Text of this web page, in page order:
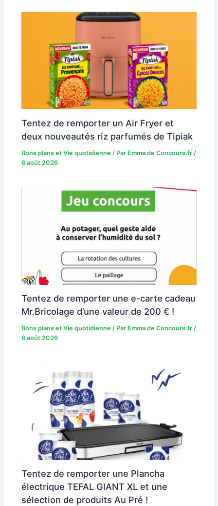
Tentez de remporter un Air Fryer et
deux nouveautés riz parfumés de Tipiak
Bons plans et Vie quotidienne / Par Emma de Concours.fr/
6 août 2026
Tentez de remporter une e-carte cadeau
Mr.Bricolage d’une valeur de 200 € !
Bons plans et Vie quotidienne / Par Emma de Concours.fr/
6 août 2026
Tentez de remporter une Plancha
électrique TEFAL GIANT XL et une
sélection de produits Au Pré !